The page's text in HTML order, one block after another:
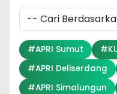
#APRI Sumut
#APRI Deliserdang
#APRI Simalungun